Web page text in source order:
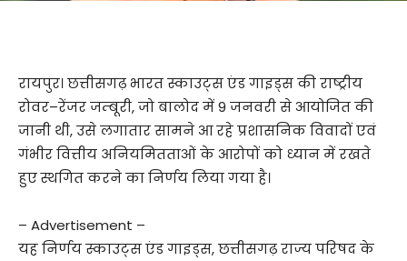
रायपुर। छत्तीसगढ़ भारत स्काउट्स एंड गाइड्स की राष्ट्रीय
रोवर–रेंजर जम्बूरी, जो बालोद में 9 जनवरी से आयोजित की
जानी थी, उसे लगातार सामने आ रहे प्रशासनिक विवादों एवं
गंभीर वित्तीय अनियमितताओं के आरोपों को ध्यान में रखते
हुए स्थगित करने का निर्णय लिया गया है।
– Advertisement –
यह निर्णय स्काउट्स एंड गाइड्स, छत्तीसगढ़ राज्य परिषद के